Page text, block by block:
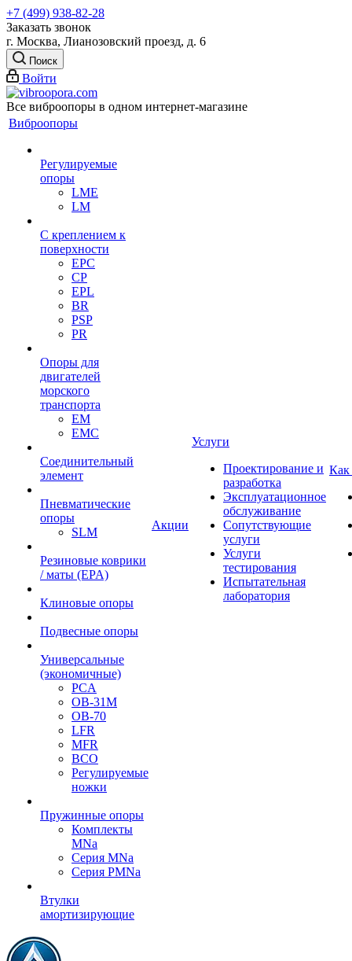
+7 (499) 938-82-28
Заказать звонок
г. Москва, Лианозовский проезд, д. 6
Поиск
Войти
Все виброопоры в одном интернет-магазине
Виброопоры
Регулируемые
опоры
LME
LM
С креплением к
поверхности
EPC
CP
EPL
BR
PSP
PR
Опоры для
двигателей
морского
транспорта
EM
EMC
Cоединительный
элемент
Пневматические
опоры
SLM
Резиновые коврики
/ маты (EPA)
Клиновые опоры
Подвесные опоры
Универсальные
(экономичные)
PCA
ОВ-31М
OB-70
LFR
MFR
ВСО
Регулируемые
ножки
Пружинные опоры
Комплекты
MNa
Серия MNa
Серия PMNa
Втулки
амортизирующие
Акции
Услуги
Проектирование и
разработка
Эксплуатационное
обслуживание
Сопутствующие
услуги
Услуги
тестирования
Испытательная
лаборатория
Как